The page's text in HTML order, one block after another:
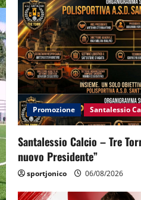
Promozione Santalessio
Santalessio Calcio – Tre
nuovo Presidente”
sportjonico 06/08/2026